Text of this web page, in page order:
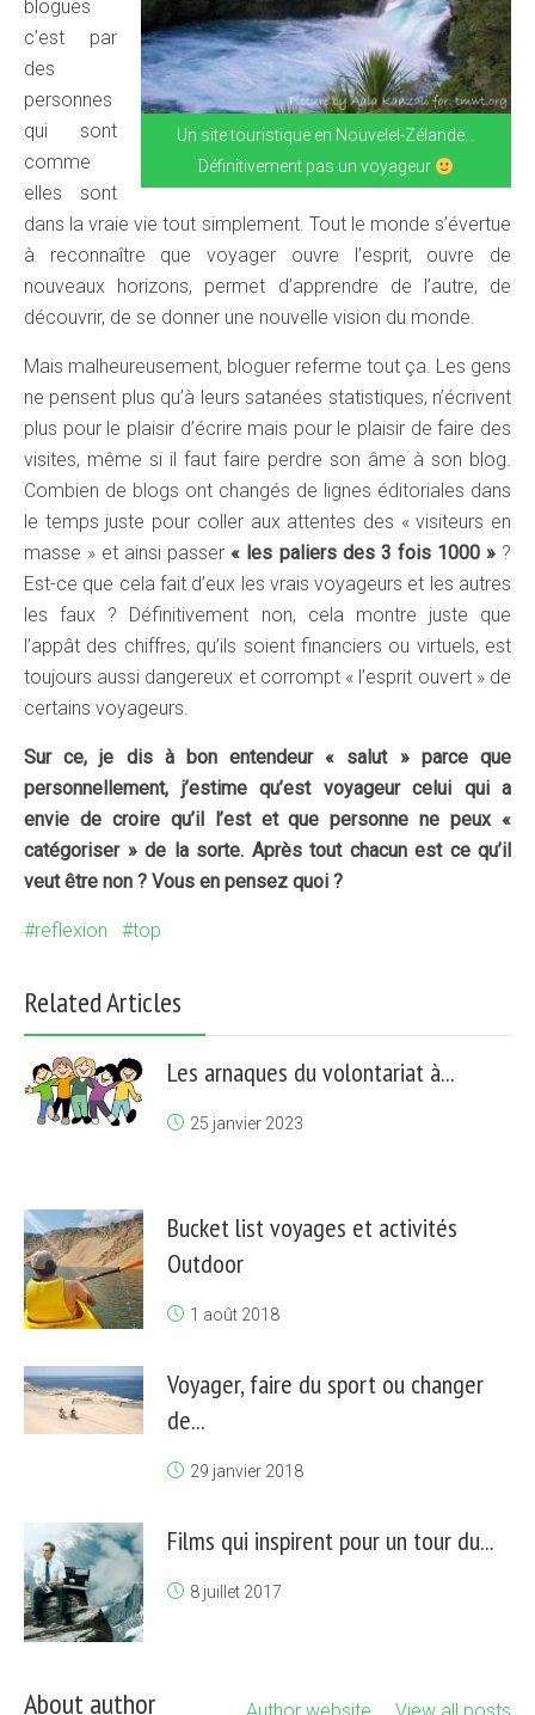
Un site touristique en Nouvelel-Zélande…
Définitivement pas un voyageur
blogues
c’est par
des
personnes
qui sont
comme
elles sont
dans la vraie vie tout simplement. Tout le monde s’évertue
à reconnaître que voyager ouvre l’esprit, ouvre de
nouveaux horizons, permet d’apprendre de l’autre, de
découvrir, de se donner une nouvelle vision du monde.
Mais malheureusement, bloguer referme tout ça. Les gens
ne pensent plus qu’à leurs satanées statistiques, n’écrivent
plus pour le plaisir d’écrire mais pour le plaisir de faire des
visites, même si il faut faire perdre son âme à son blog.
Combien de blogs ont changés de lignes éditoriales dans
le temps juste pour coller aux attentes des « visiteurs en
masse » et ainsi passer« les paliers des 3 fois 1000 »?
Est-ce que cela fait d’eux les vrais voyageurs et les autres
les faux ? Définitivement non, cela montre juste que
l’appât des chiffres, qu’ils soient financiers ou virtuels, est
toujours aussi dangereux et corrompt « l’esprit ouvert » de
certains voyageurs.
Sur ce, je dis à bon entendeur « salut » parce que
personnellement, j’estime qu’est voyageur celui qui a
envie de croire qu’il l’est et que personne ne peux «
catégoriser » de la sorte. Après tout chacun est ce qu’il
veut être non ? Vous en pensez quoi ?
reflexion top
Related Articles
Les arnaques du volontariat à...
25 janvier 2023
Bucket list voyages et activités
Outdoor
1 août 2018
Voyager, faire du sport ou changer
de...
29 janvier 2018
Films qui inspirent pour un tour du...
8 juillet 2017
About author